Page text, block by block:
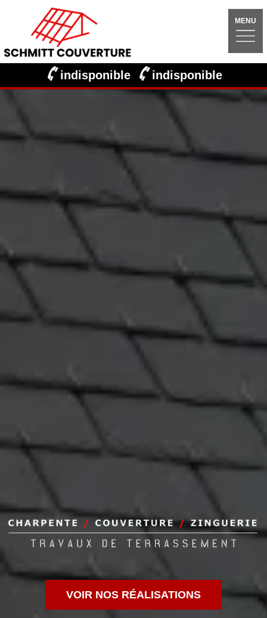
MENU
indisponible indisponible
VOIR NOS RÉALISATIONS